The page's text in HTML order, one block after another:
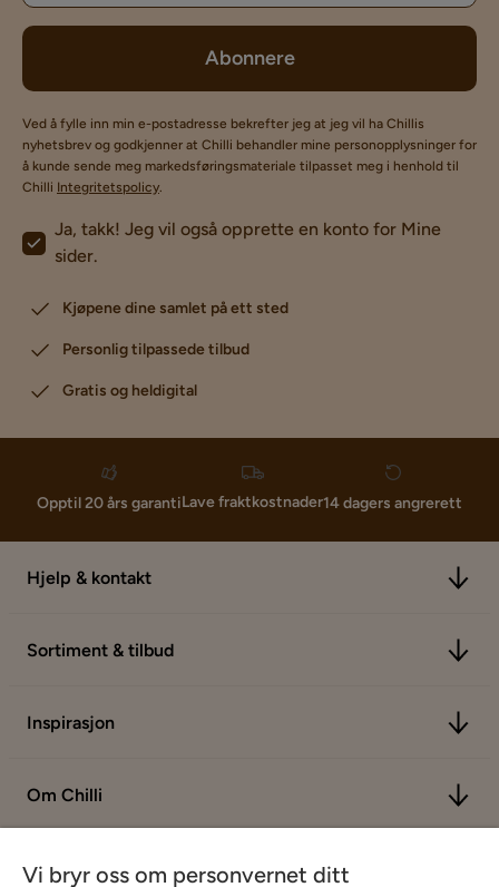
Abonnere
Ved å fylle inn min e-postadresse bekrefter jeg at jeg vil ha Chillis
nyhetsbrev og godkjenner at Chilli behandler mine personopplysninger for
å kunde sende meg markedsføringsmateriale tilpasset meg i henhold til
Chilli Integritetspolicy.
Ja, takk! Jeg vil også opprette en konto for Mine
sider.
Kjøpene dine samlet på ett sted
Personlig tilpassede tilbud
Gratis og heldigital
Opptil 20 års garantiLave fraktkostnader14 dagers angrerett
Hjelp & kontakt
Sortiment & tilbud
Inspirasjon
Om Chilli
Vi bryr oss om personvernet ditt